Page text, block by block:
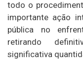
todo o
importante ação
pública no
retirando
significativa